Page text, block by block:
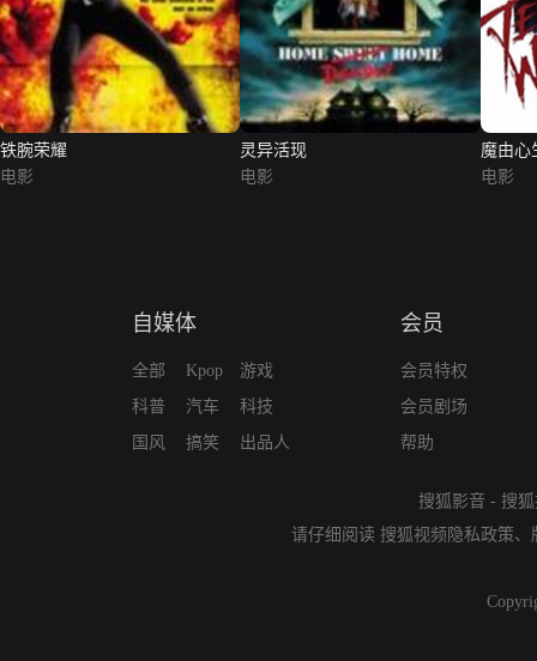
铁腕荣耀
电影
灵异活现
电影
魔由心
电影
自媒体
全部
科普
国风
Kpop
汽车
搞笑
游戏
科技
出品人
会员
会员特权
会员剧场
帮助
搜狐影音 - 搜
请仔细阅读 搜狐视频隐私政策、